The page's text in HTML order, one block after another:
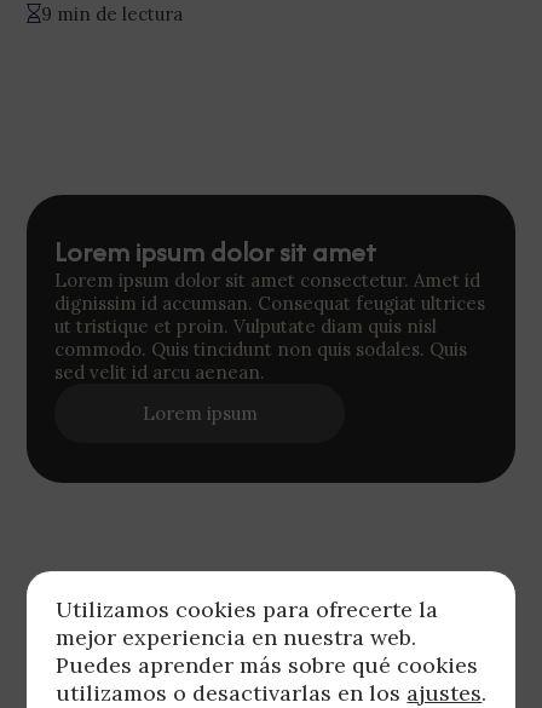
9 min de lectura
Lorem ipsum dolor sit amet
Lorem ipsum dolor sit amet consectetur. Amet id
dignissim id accumsan. Consequat feugiat ultrices
ut tristique et proin. Vulputate diam quis nisl
commodo. Quis tincidunt non quis sodales. Quis
sed velit id arcu aenean.
Lorem ipsum
Utilizamos cookies para ofrecerte la
mejor experiencia en nuestra web.
Puedes aprender más sobre qué cookies
utilizamos o desactivarlas en los ajustes.